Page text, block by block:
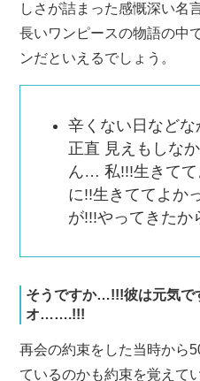
しさが詰まった感慨深い名言
長いワンピースの物語の中
ンだといえるでしょう。
辛くない日など
正直 見えもしな
ん… 私!!!生きてて
に!!生きててよか
が!!!やってきたか
そうですか…!!!彼は元気
オ…….!!!
再会の約束をした当時から
ているのかも約束を覚えて